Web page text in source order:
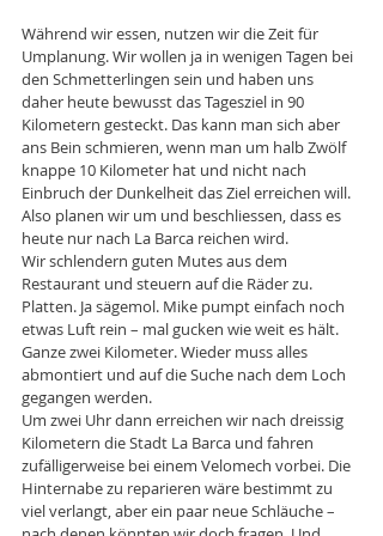
Während wir essen, nutzen wir die Zeit für
Umplanung. Wir wollen ja in wenigen Tagen bei
den Schmetterlingen sein und haben uns
daher heute bewusst das Tagesziel in 90
Kilometern gesteckt. Das kann man sich aber
ans Bein schmieren, wenn man um halb Zwölf
knappe 10 Kilometer hat und nicht nach
Einbruch der Dunkelheit das Ziel erreichen will.
Also planen wir um und beschliessen, dass es
heute nur nach La Barca reichen wird.
Wir schlendern guten Mutes aus dem
Restaurant und steuern auf die Räder zu.
Platten. Ja sägemol. Mike pumpt einfach noch
etwas Luft rein – mal gucken wie weit es hält.
Ganze zwei Kilometer. Wieder muss alles
abmontiert und auf die Suche nach dem Loch
gegangen werden.
Um zwei Uhr dann erreichen wir nach dreissig
Kilometern die Stadt La Barca und fahren
zufälligerweise bei einem Velomech vorbei. Die
Hinternabe zu reparieren wäre bestimmt zu
viel verlangt, aber ein paar neue Schläuche –